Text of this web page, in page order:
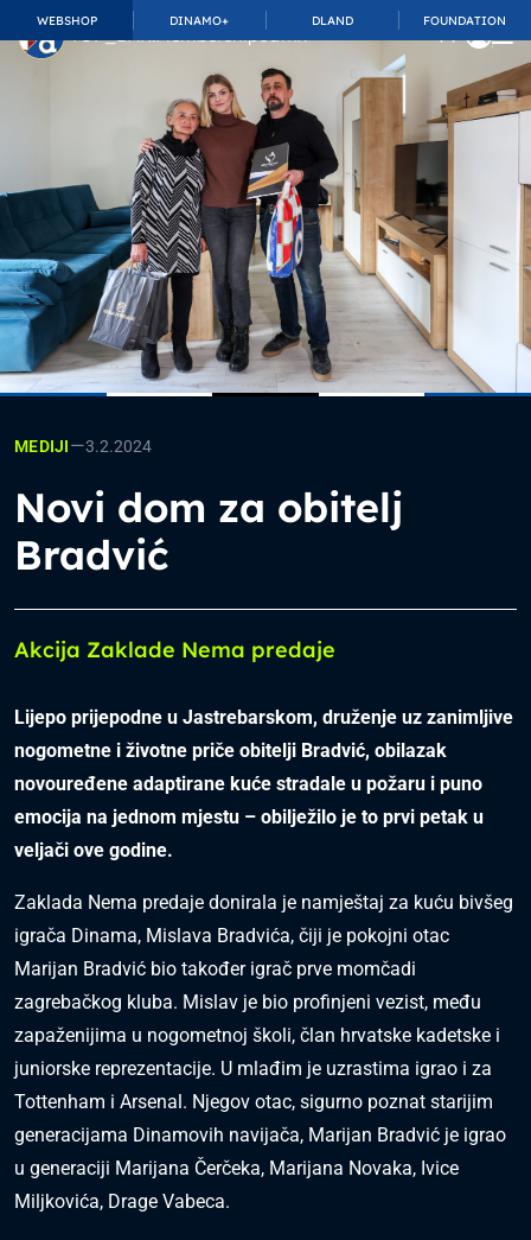
WEBSHOP DINAMO+ DLAND FOUNDATION
TOP_BAR.MembershipSuffix
MEDIJI—3.2.2024
Novi dom za obitelj
Bradvić
Akcija Zaklade Nema predaje
Lijepo prijepodne u Jastrebarskom, druženje uz zanimljive
nogometne i životne priče obitelji Bradvić, obilazak
novouređene adaptirane kuće stradale u požaru i puno
emocija na jednom mjestu – obilježilo je to prvi petak u
veljači ove godine.
Zaklada Nema predaje donirala je namještaj za kuću bivšeg
igrača Dinama, Mislava Bradvića, čiji je pokojni otac
Marijan Bradvić bio također igrač prve momčadi
zagrebačkog kluba. Mislav je bio profinjeni vezist, među
zapaženijima u nogometnoj školi, član hrvatske kadetske i
juniorske reprezentacije. U mlađim je uzrastima igrao i za
Tottenham i Arsenal. Njegov otac, sigurno poznat starijim
generacijama Dinamovih navijača, Marijan Bradvić je igrao
u generaciji Marijana Čerčeka, Marijana Novaka, Ivice
Miljkovića, Drage Vabeca.